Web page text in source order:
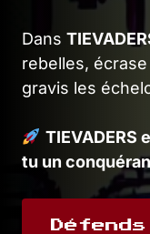
Dans
rebelles,
gravis les
TIEVADERS
tu un